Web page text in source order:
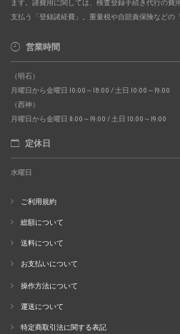
ます。諸費用に関しては、検査登録手続き代行の費
支払う「登録諸経費」。重量税や自賠責保険などの
営業時間
（明石）
月曜日から金曜日 10:00～18:00 / 土日 10:00～19:00
（西神）
月曜日から金曜日 11:00～19:00 / 土日 10:00～19:00
定休日
水曜日
ご利用規約
総額について
送料について
お支払いについて
操作方法について
運送について
特定商取引法に関する表記